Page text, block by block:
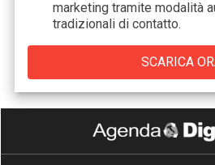
marketing tramite modalità
tradizionali di contatto.